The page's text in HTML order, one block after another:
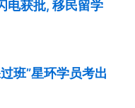
电获批, 移民留学
班”星环学员考出